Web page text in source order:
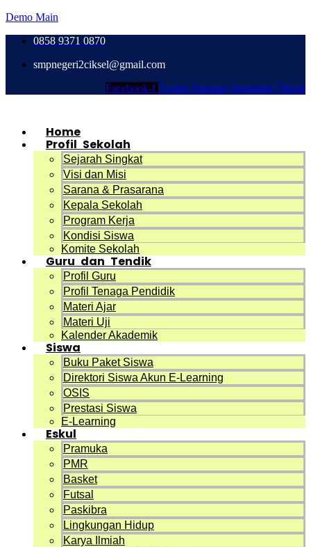
Demo Main
0858 9371 0870
smpnegeri2ciksel@gmail.com
Facebook-f TwitterYoutube Instagram Tiktok
Home
Profil Sekolah
Sejarah Singkat
Visi dan Misi
Sarana & Prasarana
Kepala Sekolah
Program Kerja
Kondisi Siswa
Komite Sekolah
Guru dan Tendik
Profil Guru
Profil Tenaga Pendidik
Materi Ajar
Materi Uji
Kalender Akademik
Siswa
Buku Paket Siswa
Direktori Siswa Akun E-Learning
OSIS
Prestasi Siswa
E-Learning
Eskul
Pramuka
PMR
Basket
Futsal
Paskibra
Lingkungan Hidup
Karya Ilmiah